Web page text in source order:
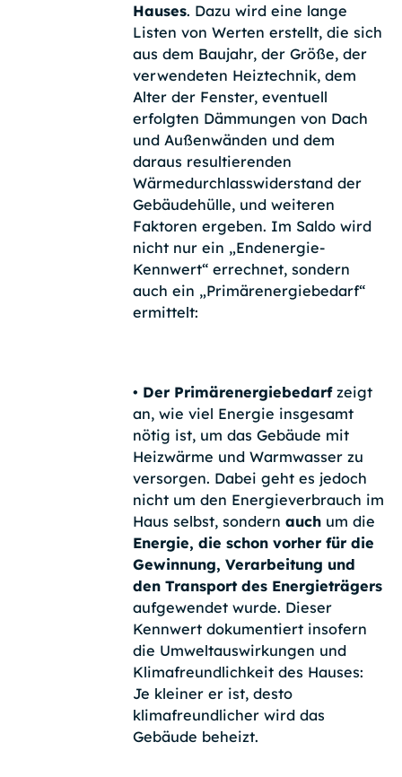
Hauses. Dazu wird eine lange
Listen von Werten erstellt, die sich
aus dem Baujahr, der Größe, der
verwendeten Heiztechnik, dem
Alter der Fenster, eventuell
erfolgten Dämmungen von Dach
und Außenwänden und dem
daraus resultierenden
Wärmedurchlasswiderstand der
Gebäudehülle, und weiteren
Faktoren ergeben. Im Saldo wird
nicht nur ein „Endenergie-
Kennwert“ errechnet, sondern
auch ein „Primärenergiebedarf“
ermittelt:
• Der Primärenergiebedarfzeigt
an, wie viel Energie insgesamt
nötig ist, um das Gebäude mit
Heizwärme und Warmwasser zu
versorgen. Dabei geht es jedoch
nicht um den Energieverbrauch im
Haus selbst, sondern auchum die
Energie, die schon vorher für die
Gewinnung, Verarbeitung und
den Transport des Energieträgers
aufgewendet wurde. Dieser
Kennwert dokumentiert insofern
die Umweltauswirkungen und
Klimafreundlichkeit des Hauses:
Je kleiner er ist, desto
klimafreundlicher wird das
Gebäude beheizt.